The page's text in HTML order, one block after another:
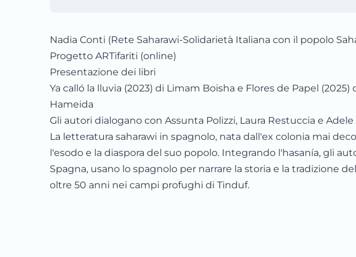
Nadia Conti (Rete Saharawi-Solidarietà Italiana con il popolo
Progetto ARTifariti (online)
Presentazione dei libri
Ya calló la lluvia (2023) di Limam Boisha e Flores de Papel (2025)
Hameida
Gli autori dialogano con Assunta Polizzi, Laura Restuccia e Adele
La letteratura saharawi in spagnolo, nata dall'ex colonia mai
l'esodo e la diaspora del suo popolo. Integrando l'hasanía, gli
Spagna, usano lo spagnolo per narrare la storia e la tradizione
oltre 50 anni nei campi profughi di Tinduf.